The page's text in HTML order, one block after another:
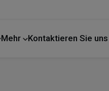
Mehr Kontaktieren Sie uns